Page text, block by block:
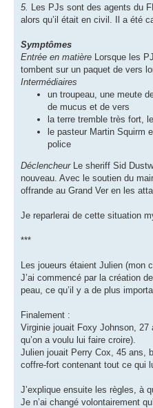
5. Les PJs sont des agents du
alors qu’il était en civil. Il a été
Symptômes
Entrée en matière Lorsque les
tombent sur un paquet de vers
Intermédiaires
un troupeau, une meute
de mucus et de vers
la terre tremble très fort,
le pasteur Martin Squirm
police
DéclencheurLe sheriff Sid
nouveau. Avec le soutien du
offrande au Grand Ver en les
Je reparlerai de cette situation
***
Les joueurs étaient Julien (mon
J’ai commencé par la création
peau, ce qu’il y a de plus
Finalement :
Virginie jouait Foxy Johnson, 27
qu’on a voulu lui faire croire).
Julien jouait Perry Cox, 45 ans,
coffre-fort contenant tout ce qui
J’explique ensuite les règles, à
Je n’ai changé volontairement